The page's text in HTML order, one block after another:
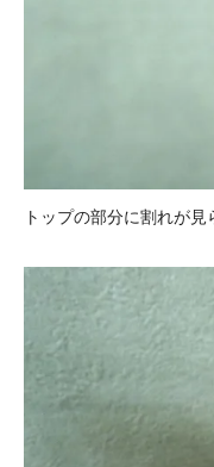
トップの部分に割れが見